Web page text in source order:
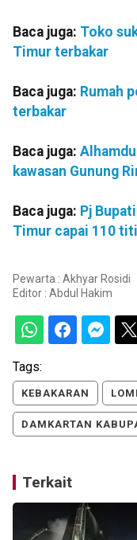
Baca juga: Toko
Timur terbakar
Baca juga: Rumah
terbakar
Baca juga:
kawasan Gunung
Baca juga: Pj
Timur capai 110
Pewarta : Akhyar Rosidi
Editor : Abdul Hakim
Tags:
KEBAKARAN
DAMKARTAN
Terkait